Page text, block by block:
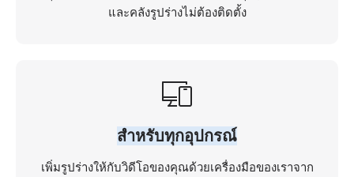
และคลังรูปร่างไม่ต้องติดตั้ง
สำหรับทุกอุปกรณ์
เพิ่มรูปร่างให้กับวิดีโอของคุณด้วยเครื่องมือของเราจาก